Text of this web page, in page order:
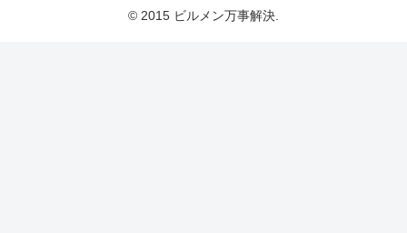
© 2015 ビルメン万事解決.